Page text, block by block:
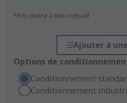
*Prix donné à titre indicatif
Ajouter à
Options de
Conditionnement
Conditionnement